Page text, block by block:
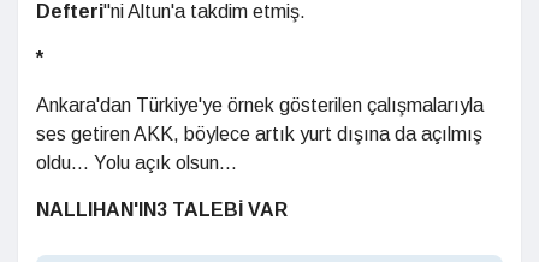
Defteri"ni Altun'a takdim etmiş.
*
Ankara'dan Türkiye'ye örnek gösterilen çalışmalarıyla
ses getiren AKK, böylece artık yurt dışına da açılmış
oldu... Yolu açık olsun...
NALLIHAN'IN3 TALEBİ VAR